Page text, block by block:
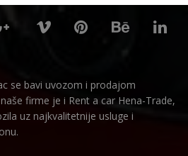
se bavi uvozom i prodajom
firme je i Rent a car Hena-Trade,
uz najkvalitetnije usluge i